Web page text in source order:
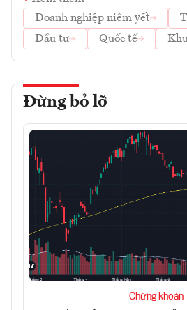
Doanh nghiệp niêm yết
Đầu tư
Quốc tế
Đừng bỏ lỡ
Chứng khoán